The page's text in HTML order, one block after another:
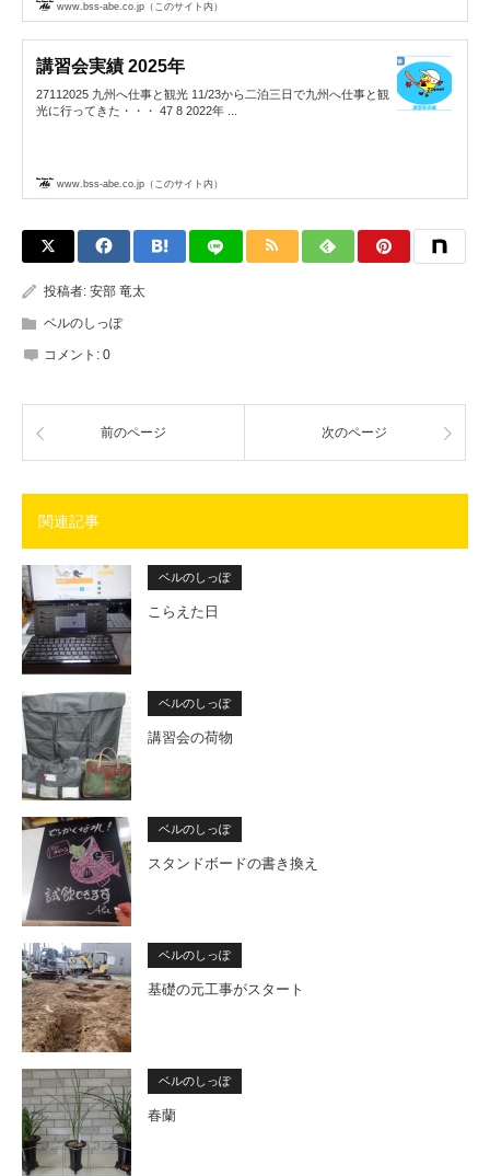
www.bss-abe.co.jp（このサイト内）
講習会実績 2025年
27112025 九州へ仕事と観光 11/23から二泊三日で九州へ仕事と観
光に行ってきた・・・ 47 8 2022年 ...
www.bss-abe.co.jp（このサイト内）
投稿者: 安部 竜太
ベルのしっぽ
コメント: 0
前のページ 次のページ
関連記事
ベルのしっぽ
こらえた日
ベルのしっぽ
講習会の荷物
ベルのしっぽ
スタンドボードの書き換え
ベルのしっぽ
基礎の元工事がスタート
ベルのしっぽ
春蘭